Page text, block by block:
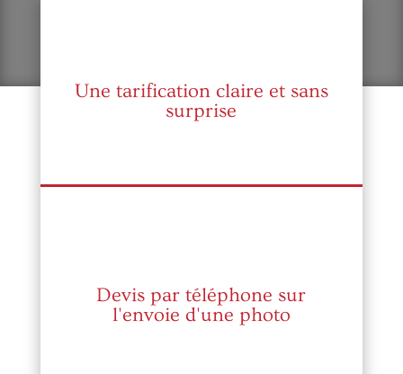
Une tarification claire et sans
surprise
Devis par téléphone sur
l'envoie d'une photo